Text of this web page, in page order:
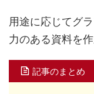
用途に応じてグ
力のある資料を
記事のまとめ